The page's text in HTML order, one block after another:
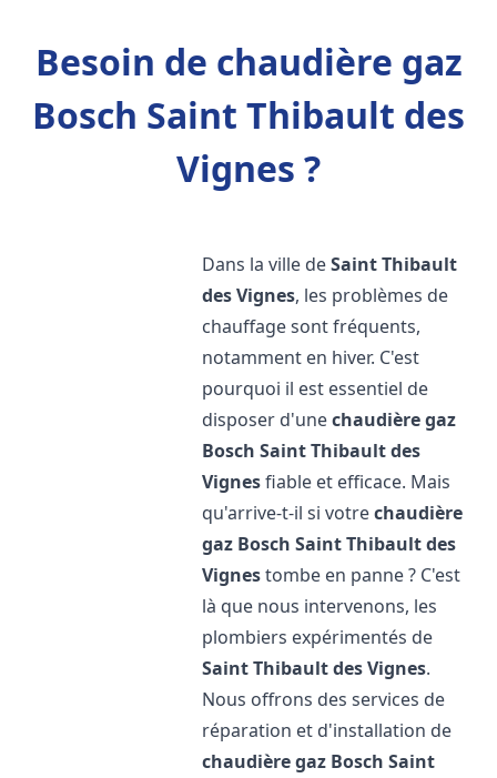
Besoin de chaudière gaz
Bosch Saint Thibault des
Vignes ?
Dans la ville deSaint Thibault
des Vignes, les problèmes de
chauffage sont fréquents,
notamment en hiver. C'est
pourquoi il est essentiel de
disposer d'unechaudière gaz
Bosch Saint Thibault des
Vignesfiable et efficace. Mais
qu'arrive-t-il si votrechaudière
gaz Bosch Saint Thibault des
Vignestombe en panne ? C'est
là que nous intervenons, les
plombiers expérimentés de
Saint Thibault des Vignes.
Nous offrons des services de
réparation et d'installation de
chaudière gaz Bosch Saint